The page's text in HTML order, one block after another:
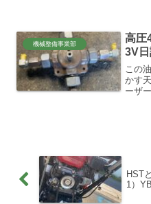
機械整備事業部
高圧
3V
この
かす
ーザ
HST
1）